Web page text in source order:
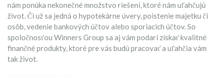
nám ponúka nekonečné množstvo riešení, ktoré nám uľahčujú
život. Či už sa jedná o hypotekárne úvery, poistenie majetku či
osôb, vedenie bankových účtov alebo sporiacich účtov. So
spoločnosťou Winners Group sa aj vám podarí získať kvalitné
finančné produkty, ktoré pre vás budú pracovať a uľahčia vám
tak život.